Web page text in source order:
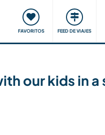
FAVORITOS FEED DE VIAJES
y aprender Comunidad
our kids in a